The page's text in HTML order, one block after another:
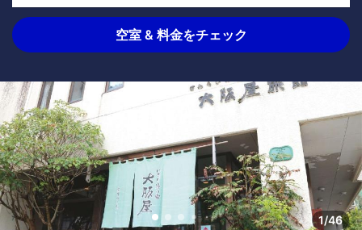
空室 & 料金をチェック
1/46